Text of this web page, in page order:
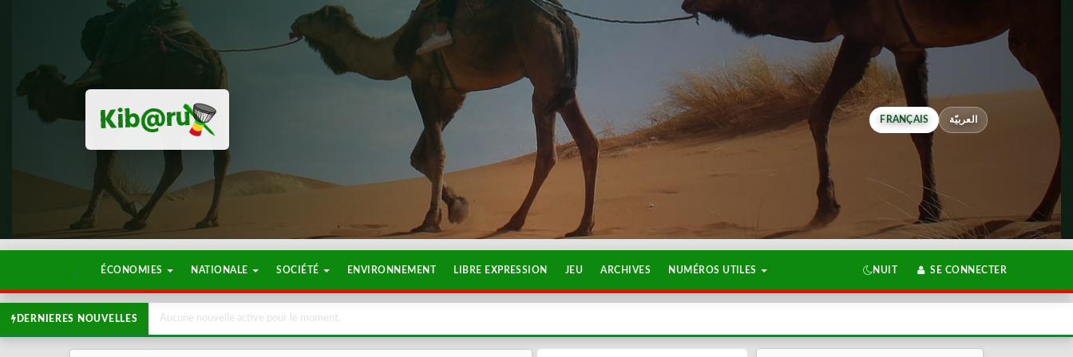
FRANÇAIS العربيّة
ÉCONOMIES NATIONALE SOCIÉTÉ ENVIRONNEMENT LIBRE EXPRESSION JEU ARCHIVES NUMÉROS UTILES NUIT SE CONNECTER
DERNIERES NOUVELLES Aucune nouvelle active pour le moment.